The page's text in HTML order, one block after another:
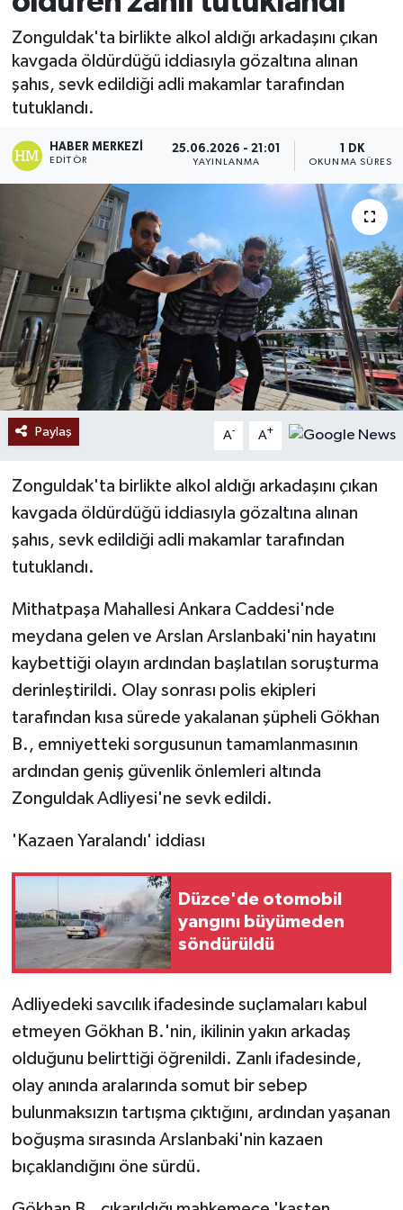
Zonguldak'ta birlikte alkol aldığı arkadaşını çıkan
kavgada öldürdüğü iddiasıyla gözaltına alınan
şahıs, sevk edildiği adli makamlar tarafından
tutuklandı.
HABER MERKEZI
EDITÖR
25.06.2026 - 21:01
YAYINLANMA
1 DK
OKUNMA SÜRESI
Paylaş A- A+
Zonguldak'ta birlikte alkol aldığı arkadaşını çıkan
kavgada öldürdüğü iddiasıyla gözaltına alınan
şahıs, sevk edildiği adli makamlar tarafından
tutuklandı.
Mithatpaşa Mahallesi Ankara Caddesi'nde
meydana gelen ve Arslan Arslanbaki'nin hayatını
kaybettiği olayın ardından başlatılan soruşturma
derinleştirildi. Olay sonrası polis ekipleri
tarafından kısa sürede yakalanan şüpheli Gökhan
B., emniyetteki sorgusunun tamamlanmasının
ardından geniş güvenlik önlemleri altında
Zonguldak Adliyesi'ne sevk edildi.
'Kazaen Yaralandı' iddiası
Düzce'de otomobil
yangını büyümeden
söndürüldü
Adliyedeki savcılık ifadesinde suçlamaları kabul
etmeyen Gökhan B.'nin, ikilinin yakın arkadaş
olduğunu belirttiği öğrenildi. Zanlı ifadesinde,
olay anında aralarında somut bir sebep
bulunmaksızın tartışma çıktığını, ardından yaşanan
boğuşma sırasında Arslanbaki'nin kazaen
bıçaklandığını öne sürdü.
Ekonomi
Sağlık